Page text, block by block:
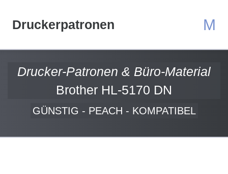
Druckerpatronen M
Drucker-Patronen & Büro-Material
Brother HL-5170 DN
GÜNSTIG - PEACH - KOMPATIBEL